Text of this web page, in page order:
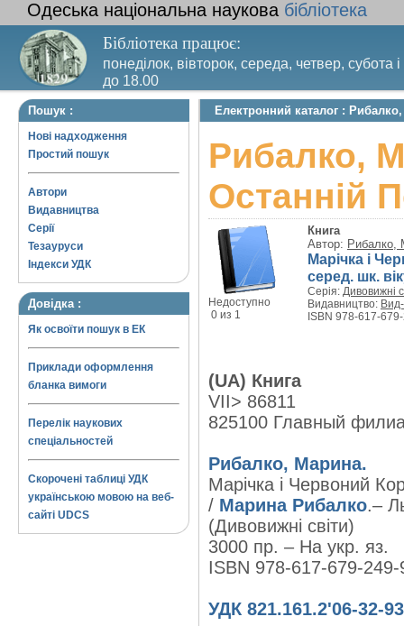
Одеська національна наукова бібліотека
Бібліотека працює:
понеділок, вівторок, середа, четвер, субота
до 18.00
Вихідний день – п’ятниця. Останній четвер
Пошук :
Нові надходження
Простий пошук
Автори
Видавництва
Серії
Тезауруси
Індекси УДК
Довідка :
Як освоїти пошук в ЕК
Приклади оформлення
бланка вимоги
Перелік наукових
спеціальностей
Скорочені таблиці УДК
українською мовою на веб-
сайті UDCS
Електронний каталог :
Рибалко,
Останній
Недоступно
0 из 1
Книга
Автор: Рибалко,
Марічка і
серед. шк.
Серія: Дивовижні
Видавництво:
ISBN 978-617-
(UA) Книга
VII> 86811
825100 Главный
Рибалко, Марина.
Марічка і Червоний
/ Марина Рибалко.–
(Дивовижні світи)
3000 пр. – На укр. яз.
ISBN 978-617-679-249-
УДК 821.161.2'06-32-93